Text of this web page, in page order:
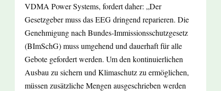
VDMA Power Systems, fordert daher: „Der
Gesetzgeber muss das EEG dringend reparieren. Die
Genehmigung nach Bundes-Immissionsschutzgesetz
(BImSchG) muss umgehend und dauerhaft für alle
Gebote gefordert werden. Um den kontinuierlichen
Ausbau zu sichern und Klimaschutz zu ermöglichen,
müssen zusätzliche Mengen ausgeschrieben werden